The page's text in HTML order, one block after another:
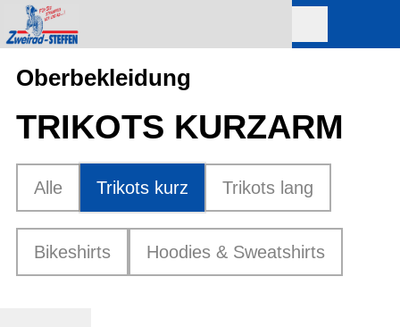
Oberbekleidung
TRIKOTS KURZARM
Alle Trikots kurz Trikots lang
Bikeshirts Hoodies & Sweatshirts